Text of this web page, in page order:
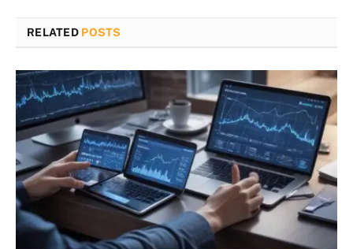
RELATED POSTS